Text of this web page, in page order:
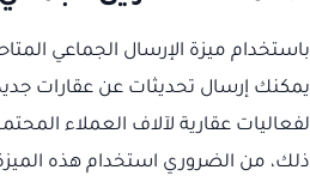
يمكنك إرسال تحديثات عن عقارات
لفعاليات عقارية لآلاف العملاء
ذلك، من الضروري استخدام هذه